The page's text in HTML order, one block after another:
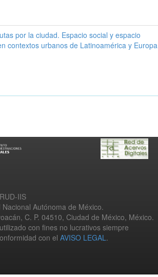
por la ciudad. Espacio social y espacio
contextos urbanos de Latinoamérica y Europa
IIS
Autónoma de México.
C. P. 04510, Ciudad de México, México.
con fines no lucrativos siempre
con el AVISO LEGAL.